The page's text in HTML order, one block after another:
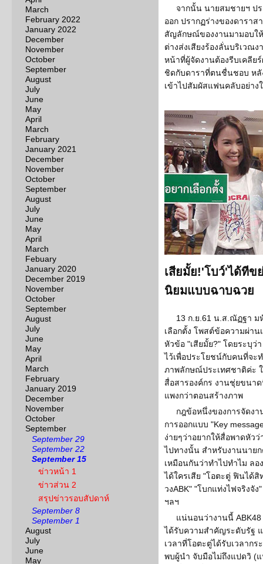
March
February 2022
January 2022
December
November
October
September
August
July
June
May
April
March
February
January 2021
December
November
October
September
August
July
June
May
April
March
Febuary
January 2020
December 2019
November
October
September
August
July
June
May
April
March
February
January 2019
December
November
October
September
September 29
September 22
September 15
ข่าวหน้า 1
ข่าวส่วน 2
สรุปข่าวรอบสัปดาห์
September 8
September 1
August
July
June
May
จากนั้น นายสมชายฯ ป
ออก ปรากฏร่างของดาราส
สัญลักษณ์ของงานมามอบใ
ต่างส่งเสียงร้องลั่นบริเวณ
หน้าที่ผู้จัดงานต้องรีบเคลีย
ชิดกับดาราที่ตนชื่นชอบ หลั
เข้าไปสัมผัสแฟนคลับอย่า
เสียมั้ย!'โบว์'ได้ทีข
นิยมแบบฉาบฉวย
13 ก.ย.61 น.ส.ณัฏฐา
เลือกตั้ง โพสต์ข้อความผ่าน
หัวข้อ "เสียมั้ย?" โดยระบุว่
ไว้เพื่อประโยชน์กับคนที่จะ
ภาพลักษณ์ประเทศชาติค่ะ
สื่อสารองค์กร งานชุ่ยขนา
แพงกว่าตอนสร้างภาพ
กฎข้อหนึ่งของการจัดง
การออกแบบ "Key
ง่ายๆว่าอยากให้สื่อพาดหัว
ไปทางนั้น สำหรับงานนาย
เหมือนกันว่าทำไปทำไม ลอ
ได้ใครเสีย "โอตะตู่ ฟินได้
วงABK" "โบกแท่งไฟจริงจั
ฯลฯ
แน่นอนว่างานนี้ ABK48
ได้รับความสำคัญระดับรัฐ
เวลาที่โอตะตู่ได้รับเวลากร
พบผู้นำ จับมือไม่ถึงแปดวิ (